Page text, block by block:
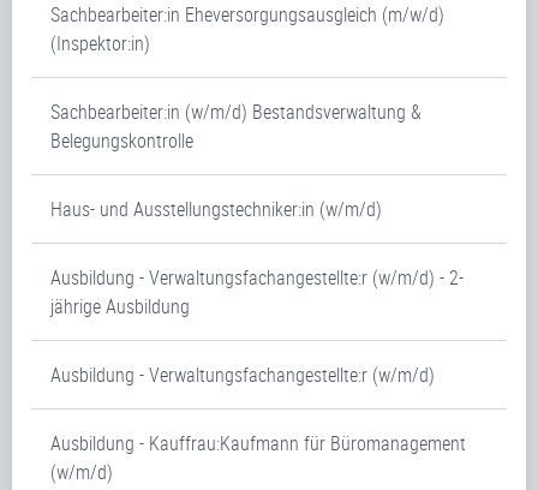
Sachbearbeiter:in Eheversorgungsausgleich (m/w/d)
(Inspektor:in)
Sachbearbeiter:in (w/m/d) Bestandsverwaltung &
Belegungskontrolle
Haus- und Ausstellungstechniker:in (w/m/d)
Ausbildung - Verwaltungsfachangestellte:r (w/m/d) - 2-
jährige Ausbildung
Ausbildung - Verwaltungsfachangestellte:r (w/m/d)
Ausbildung - Kauffrau:Kaufmann für Büromanagement
(w/m/d)